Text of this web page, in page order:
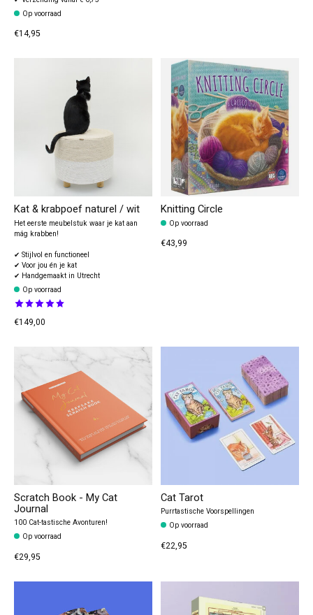
Op voorraad
€14,95
Kat & krabpoef naturel / wit
Het eerste meubelstuk waar je kat aan
mág krabben!
✔ Stijlvol en functioneel
✔ Voor jou én je kat
✔ Handgemaakt in Utrecht
Op voorraad
The rating of this product is
€149,00
Knitting Circle
Op voorraad
€43,99
Scratch Book - My Cat
Journal
100 Cat-tastische Avonturen!
Op voorraad
€29,95
Cat Tarot
Purrtastische Voorspellingen
Op voorraad
€22,95